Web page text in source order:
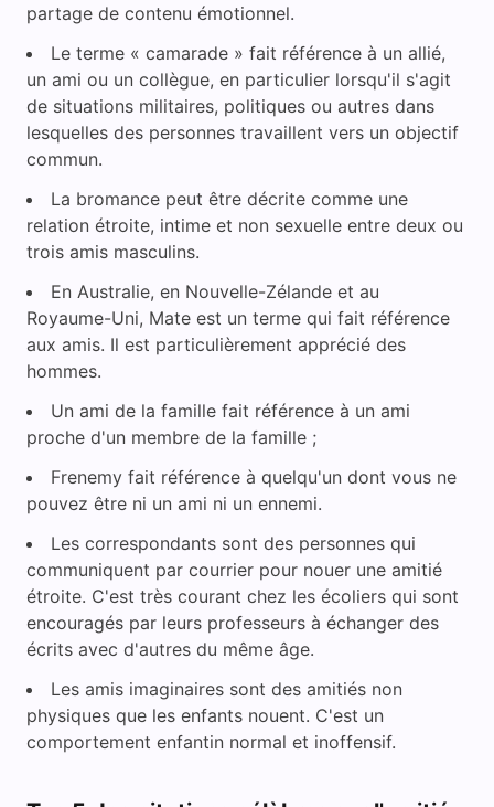
partage de contenu émotionnel.
Le terme « camarade » fait référence à un allié,
un ami ou un collègue, en particulier lorsqu'il s'agit
de situations militaires, politiques ou autres dans
lesquelles des personnes travaillent vers un objectif
commun.
La bromance peut être décrite comme une
relation étroite, intime et non sexuelle entre deux ou
trois amis masculins.
En Australie, en Nouvelle-Zélande et au
Royaume-Uni, Mate est un terme qui fait référence
aux amis. Il est particulièrement apprécié des
hommes.
Un ami de la famille fait référence à un ami
proche d'un membre de la famille ;
Frenemy fait référence à quelqu'un dont vous ne
pouvez être ni un ami ni un ennemi.
Les correspondants sont des personnes qui
communiquent par courrier pour nouer une amitié
étroite. C'est très courant chez les écoliers qui sont
encouragés par leurs professeurs à échanger des
écrits avec d'autres du même âge.
Les amis imaginaires sont des amitiés non
physiques que les enfants nouent. C'est un
comportement enfantin normal et inoffensif.